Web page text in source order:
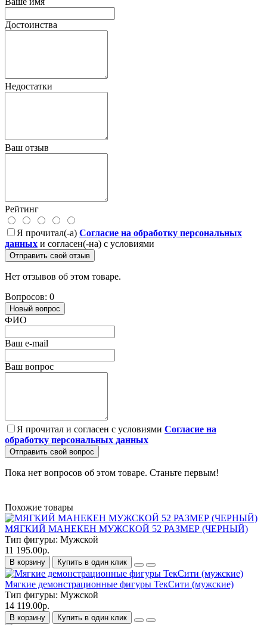
Достоинства
Недостатки
Ваш отзыв
Рейтинг
Я прочитал(-а) Согласие на обработку персональных
данных и согласен(-на) с условиями
Отправить свой отзыв
Нет отзывов об этом товаре.
Вопросов: 0
Новый вопрос
ФИО
Ваш e-mail
Ваш вопрос
Я прочитал и согласен с условиями Согласие на
обработку персональных данных
Отправить свой вопрос
Пока нет вопросов об этом товаре. Станьте первым!
Похожие товары
МЯГКИЙ МАНЕКЕН МУЖСКОЙ 52 РАЗМЕР (ЧЕРНЫЙ)
Тип фигуры: Мужской
11 195.00р.
В корзину Купить в один клик
Мягкие демонстрационные фигуры ТекСити (мужские)
Тип фигуры: Мужской
14 119.00р.
В корзину Купить в один клик